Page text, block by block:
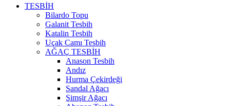
TESBİH
Bilardo Topu
Galanit Tesbih
Katalin Tesbih
Uçak Camı Tesbih
AĞAÇ TESBİH
Anason Tesbih
Andız
Hurma Çekirdeği
Sandal Ağacı
Şimşir Ağacı